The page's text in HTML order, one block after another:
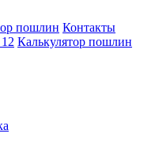
пошлин Контакты
Калькулятор пошлин